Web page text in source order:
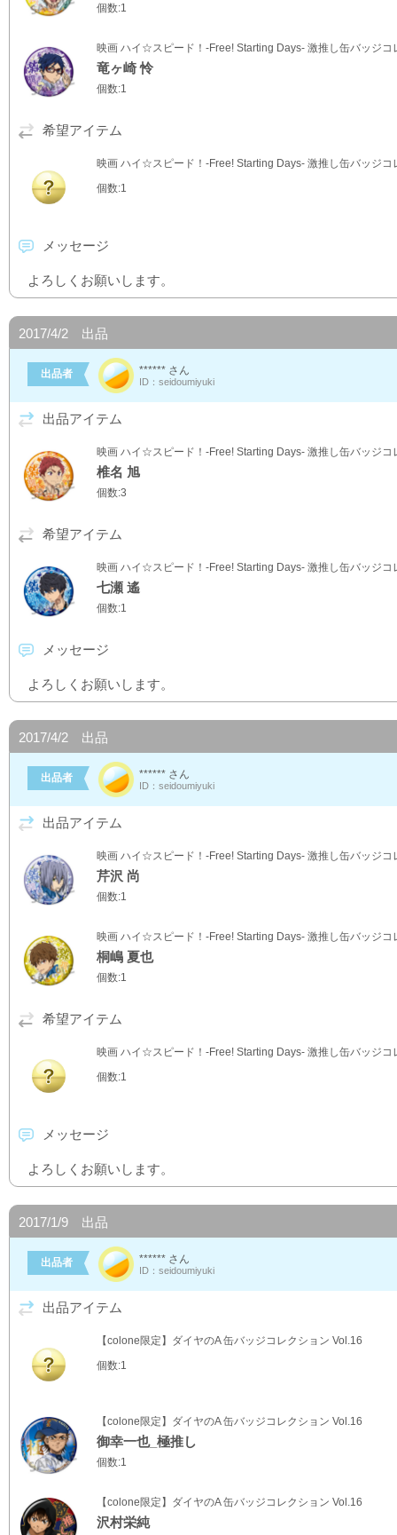
個数:1
映画 ハイ☆スピード！-Free! Starting Days- 激推し缶バッジコ
竜ヶ崎 怜
個数:1
希望アイテム
映画 ハイ☆スピード！-Free! Starting Days- 激推し缶バッジコ
個数:1
メッセージ
よろしくお願いします。
2017/4/2 出品
出品者 ****** さん
ID：seidoumiyuki
出品アイテム
映画 ハイ☆スピード！-Free! Starting Days- 激推し缶バッジコ
椎名 旭
個数:3
希望アイテム
映画 ハイ☆スピード！-Free! Starting Days- 激推し缶バッジコ
七瀬 遙
個数:1
メッセージ
よろしくお願いします。
2017/4/2 出品
出品者 ****** さん
ID：seidoumiyuki
出品アイテム
映画 ハイ☆スピード！-Free! Starting Days- 激推し缶バッジコ
芹沢 尚
個数:1
映画 ハイ☆スピード！-Free! Starting Days- 激推し缶バッジコ
桐嶋 夏也
個数:1
希望アイテム
映画 ハイ☆スピード！-Free! Starting Days- 激推し缶バッジコ
個数:1
メッセージ
よろしくお願いします。
2017/1/9 出品
出品者 ****** さん
ID：seidoumiyuki
出品アイテム
【colone限定】ダイヤのA 缶バッジコレクション Vol.16
個数:1
【colone限定】ダイヤのA 缶バッジコレクション Vol.16
御幸一也_極推し
個数:1
【colone限定】ダイヤのA 缶バッジコレクション Vol.16
沢村栄純